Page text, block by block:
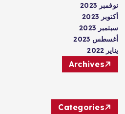
نوفمبر 2023
أكتوبر 2023
سبتمبر 2023
أغسطس 2023
يناير 2022
Archives
Categories